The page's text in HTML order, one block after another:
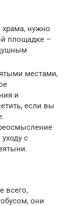
храма, нужно
площадке –
местами,
и
если вы
с
всего,
они